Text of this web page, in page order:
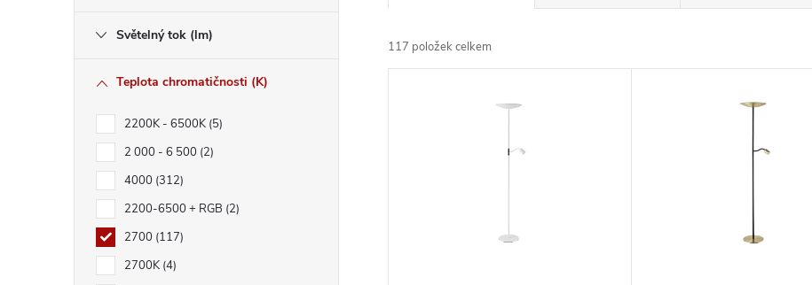
Světelný tok (lm)
Teplota chromatičnosti (K)
2200K - 6500K 5
2 000 - 6 500 2
4000 312
2200-6500 + RGB 2
2700 117
2700K 4
a
z
117 položek celkem